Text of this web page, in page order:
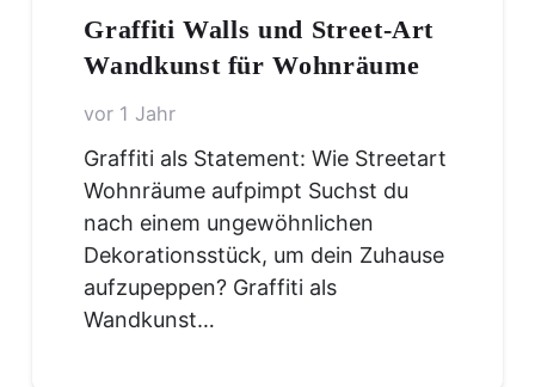
Graffiti Walls und Street-Art
Wandkunst für Wohnräume
vor 1 Jahr
Graffiti als Statement: Wie Streetart
Wohnräume aufpimpt Suchst du
nach einem ungewöhnlichen
Dekorationsstück, um dein Zuhause
aufzupeppen? Graffiti als
Wandkunst…